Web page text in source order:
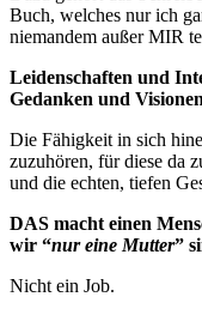
Buch, welches nur ich
niemandem außer MIR
Leidenschaften und
Gedanken und
Die Fähigkeit in sich
zuzuhören, für diese da
und die echten, tiefen
DAS macht einen
wir “nur eine Mutter”
Nicht ein Job.